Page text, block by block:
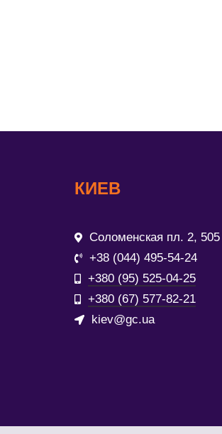
КИЕВ
Соломенская пл. 2, 505
+38 (044) 495-54-24
+380 (95) 525-04-25
+380 (67) 577-82-21
kiev@gc.ua